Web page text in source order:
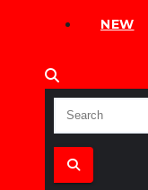
NEW